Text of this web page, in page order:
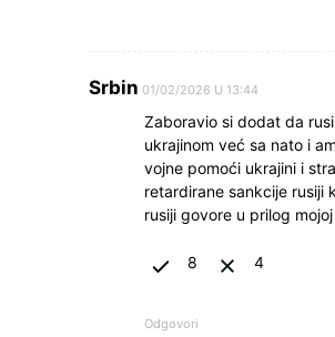
Srbin 01/02/2026 U 13:44
Zaboravio si dodat da
ukrajinom već sa nato i
vojne pomoći ukrajini i
retardirane sankcije rusiji
rusiji govore u prilog
8 4
Odgovori